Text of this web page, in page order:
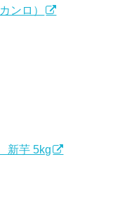
ンロ）
新芋 5kg